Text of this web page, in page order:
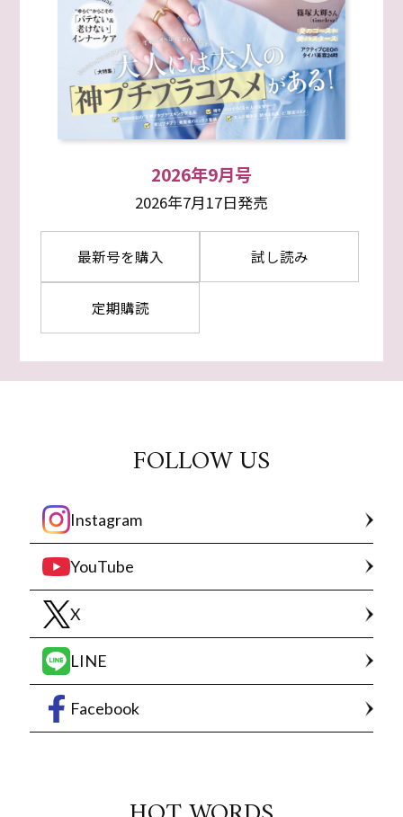
2026年9月号
2026年7月17日発売
最新号を購入 試し読み
定期購読
FOLLOW US
Instagram
YouTube
X
LINE
Facebook